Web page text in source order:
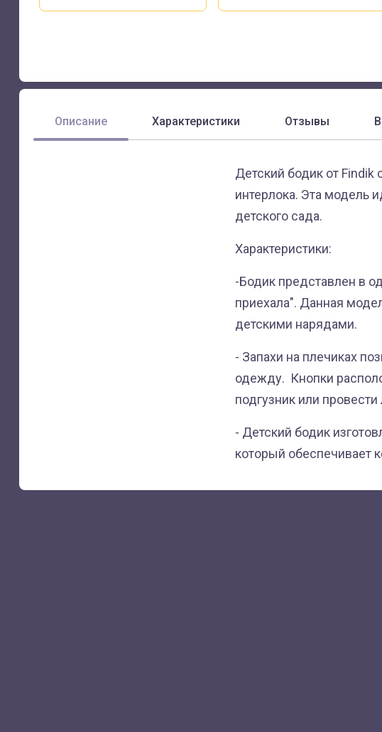
Описание Характеристики Отзывы
Детский бодик от
интерлока. Эта модель
детского сада.
Характеристики:
-Бодик представлен в
приехала". Данная
детскими нарядами.
- Запахи на плечиках
одежду. Кнопки
подгузник или
- Детский бодик
который обеспечивает